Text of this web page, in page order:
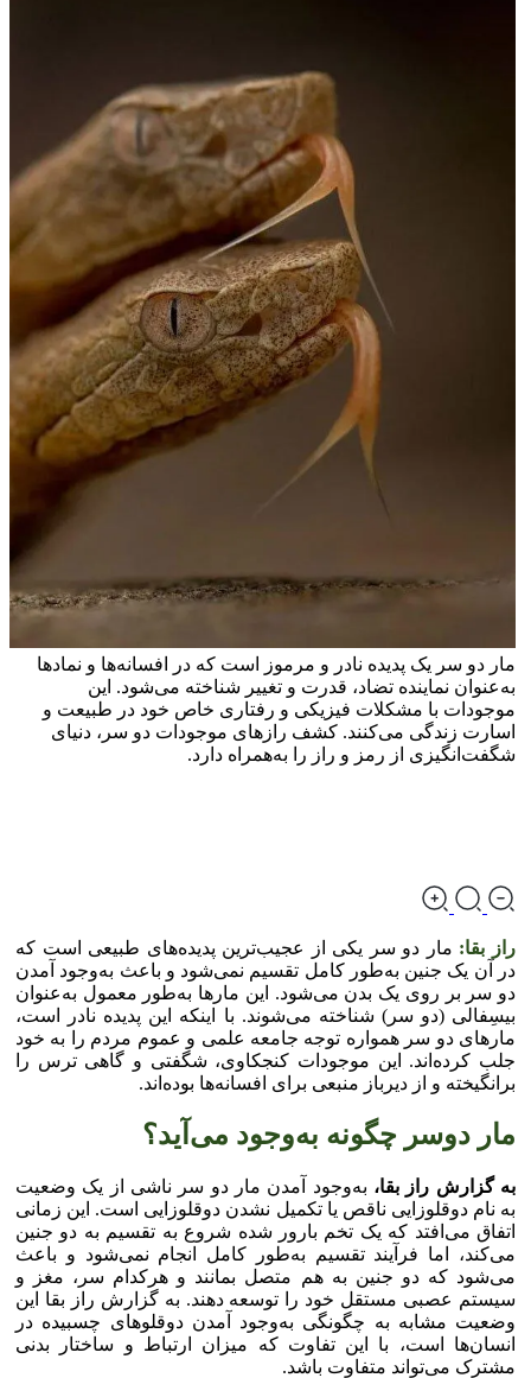
مار دو سر یک پدیده نادر و مرموز است که در افسانه‌ها و نماد‌ها
به‌عنوان نماینده تضاد، قدرت و تغییر شناخته می‌شود. این
موجودات با مشکلات فیزیکی و رفتاری خاص خود در طبیعت و
اسارت زندگی می‌کنند. کشف راز‌های موجودات دو سر، دنیای
شگفت‌انگیزی از رمز و راز را به‌همراه دارد.
راز بقا: مار دو سر یکی از عجیب‌ترین پدیده‌های طبیعی است که
در آن یک جنین به‌طور کامل تقسیم نمی‌شود و باعث به‌وجود آمدن
دو سر بر روی یک بدن می‌شود. این مار‌ها به‌طور معمول به‌عنوان
بیسِفالی (دو سر) شناخته می‌شوند. با اینکه این پدیده نادر است،
مار‌های دو سر همواره توجه جامعه علمی و عموم مردم را به خود
جلب کرده‌اند. این موجودات کنجکاوی، شگفتی و گاهی ترس را
برانگیخته و از دیرباز منبعی برای افسانه‌ها بوده‌اند.
مار دوسر چگونه به‌وجود می‌آید؟
به گزارش راز بقا، به‌وجود آمدن مار دو سر ناشی از یک وضعیت
به نام دوقلوزایی ناقص یا تکمیل نشدن دوقلوزایی است. این زمانی
اتفاق می‌افتد که یک تخم بارور شده شروع به تقسیم به دو جنین
می‌کند، اما فرآیند تقسیم به‌طور کامل انجام نمی‌شود و باعث
می‌شود که دو جنین به هم متصل بمانند و هرکدام سر، مغز و
سیستم عصبی مستقل خود را توسعه دهند. به گزارش راز بقا این
وضعیت مشابه به چگونگی به‌وجود آمدن دوقلو‌های چسبیده در
انسان‌ها است، با این تفاوت که میزان ارتباط و ساختار بدنی
مشترک می‌تواند متفاوت باشد.